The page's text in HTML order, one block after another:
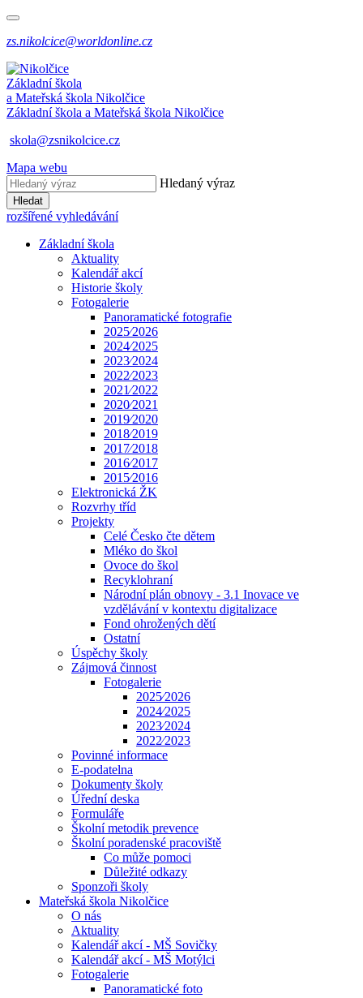
zs.nikolcice@worldonline.cz
Základní škola
a Mateřská škola Nikolčice
Základní škola a Mateřská škola Nikolčice
skola@zsnikolcice.cz
Mapa webu
Hledaný výraz
Hledat
rozšířené vyhledávání
Základní škola
Aktuality
Kalendář akcí
Historie školy
Fotogalerie
Panoramatické fotografie
2025⁄2026
2024⁄2025
2023⁄2024
2022⁄2023
2021⁄2022
2020⁄2021
2019⁄2020
2018⁄2019
2017⁄2018
2016⁄2017
2015⁄2016
Elektronická ŽK
Rozvrhy tříd
Projekty
Celé Česko čte dětem
Mléko do škol
Ovoce do škol
Recyklohraní
Národní plán obnovy - 3.1 Inovace ve
vzdělávání v kontextu digitalizace
Fond ohrožených dětí
Ostatní
Úspěchy školy
Zájmová činnost
Fotogalerie
2025⁄2026
2024⁄2025
2023⁄2024
2022⁄2023
Povinné informace
E-podatelna
Dokumenty školy
Úřední deska
Formuláře
Školní metodik prevence
Školní poradenské pracoviště
Co může pomoci
Důležité odkazy
Sponzoři školy
Mateřská škola Nikolčice
O nás
Aktuality
Kalendář akcí - MŠ Sovičky
Kalendář akcí - MŠ Motýlci
Fotogalerie
Panoramatické foto